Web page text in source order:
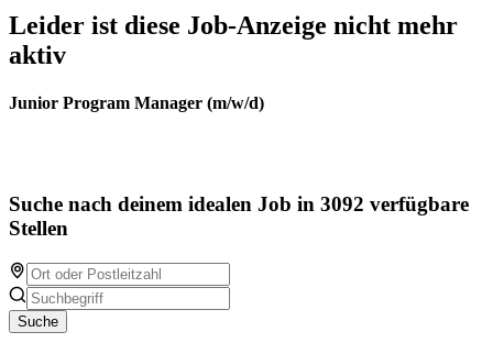
Leider ist diese Job-Anzeige nicht mehr
aktiv
Junior Program Manager (m/w/d)
Suche nach deinem idealen Job in 3092 verfügbare
Stellen
Suche